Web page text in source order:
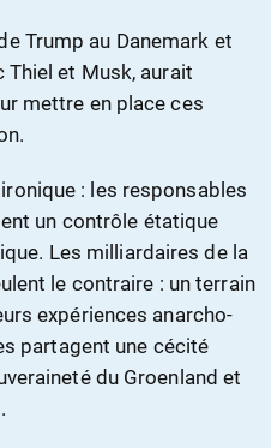
Trump au Danemark et
Thiel et Musk, aurait
mettre en place ces
: les responsables
un contrôle étatique
Les milliardaires de la
le contraire : un terrain
expériences anarcho-
partagent une cécité
du Groenland et